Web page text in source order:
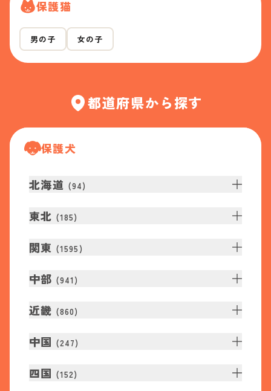
保護猫
男の子 女の子
都道府県から探す
保護犬
北海道 (94)
東北 (185)
関東 (1595 )
中部 (941 )
近畿 (860)
中国 (247)
四国 (152)